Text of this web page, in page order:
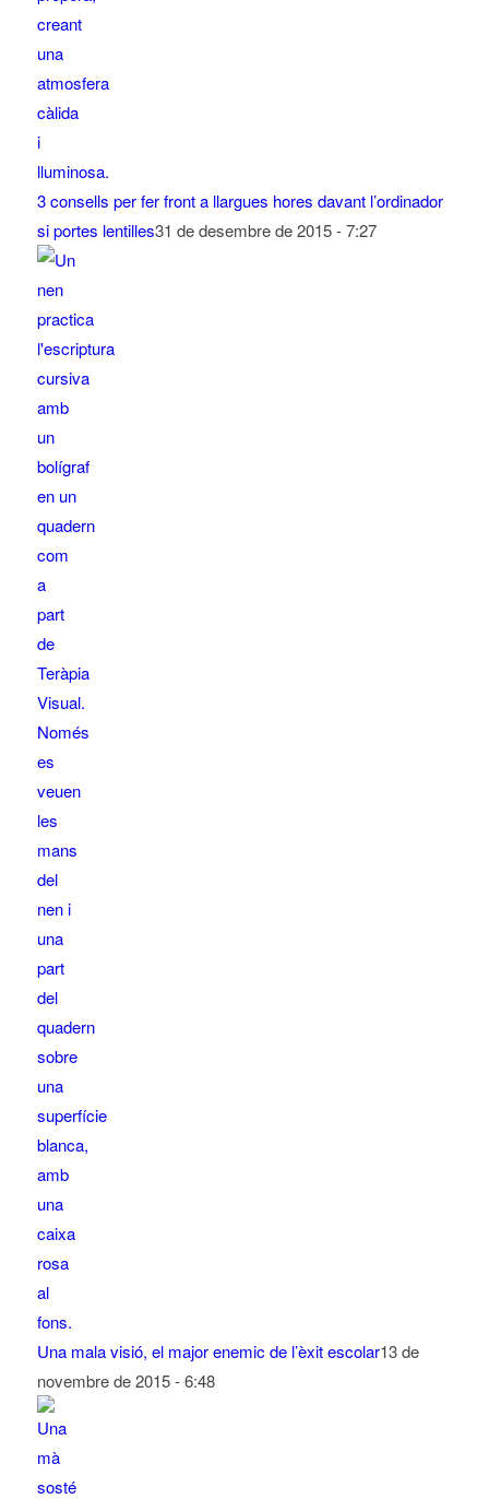
3 consells per fer front a llargues hores davant l’ordinador
si portes lentilles31 de desembre de 2015 - 7:27
Una mala visió, el major enemic de l’èxit escolar13 de
novembre de 2015 - 6:48